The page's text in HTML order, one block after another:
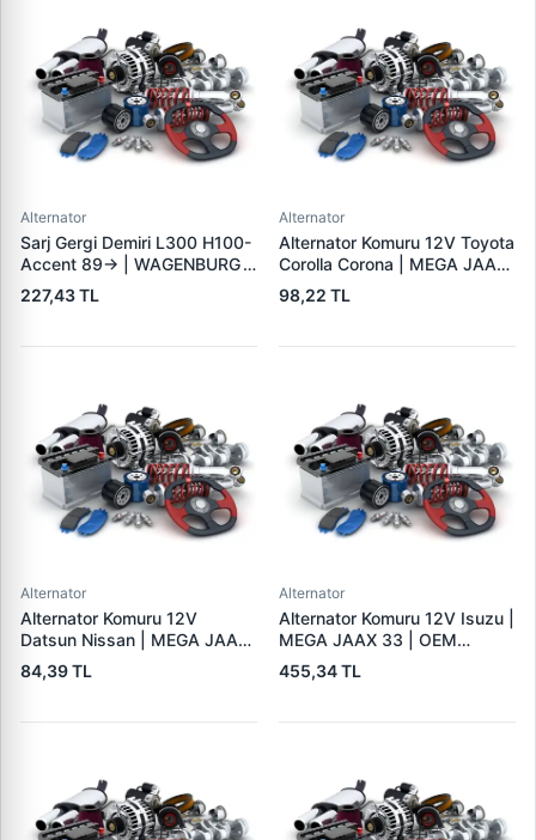
Alternator
Sarj Gergi Demiri L300 H100-
Accent 89-> | WAGENBURG
10234112 | OEM MD315409
37461-42000
227,43 TL
Alternator
Alternator Komuru 12V Toyota
Corolla Corona | MEGA JAAX
35 | OEM JAAX35
98,22 TL
Alternator
Alternator Komuru 12V
Datsun Nissan | MEGA JAAX
20 | OEM JAAX20
84,39 TL
Alternator
Alternator Komuru 12V Isuzu |
MEGA JAAX 33 | OEM
JAAX33
455,34 TL